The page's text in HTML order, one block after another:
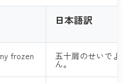
日本語訳
frozen 五十肩のせいでよ
ん。